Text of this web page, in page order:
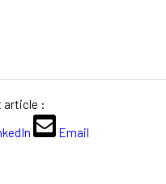
article :
Email